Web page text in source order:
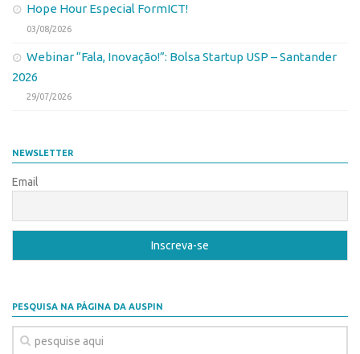
Bússola da Inovação
Fala Inovação (Webinar)
Hope Hour Especial FormICT!
03/08/2026
Webinar “Fala, Inovação!”: Bolsa Startup USP – Santander
2026
29/07/2026
NEWSLETTER
Email
PESQUISA NA PÁGINA DA AUSPIN